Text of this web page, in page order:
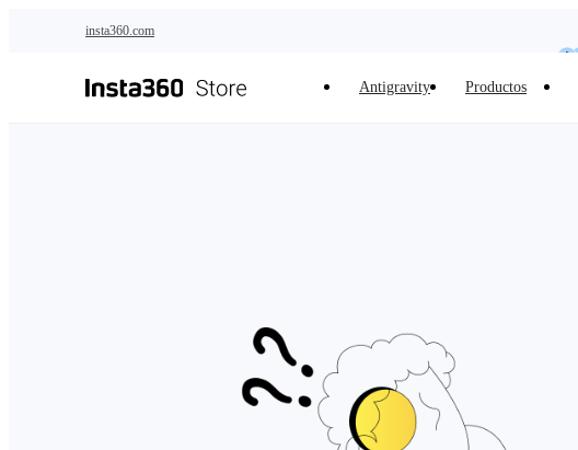
insta360.com
Antigravity Productos